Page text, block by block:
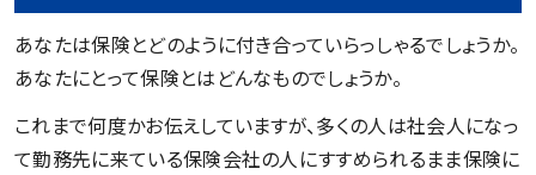
あなたは保険とどのように付き合っていらっしゃるでしょうか。
あなたにとって保険とはどんなものでしょうか。
これまで何度かお伝えしていますが、多くの人は社会人になっ
て勤務先に来ている保険会社の人にすすめられるまま保険に